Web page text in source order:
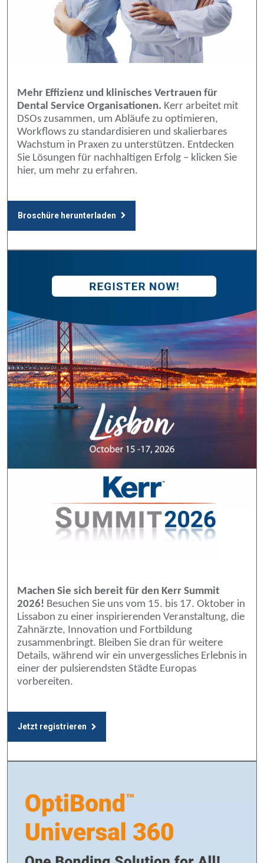
Mehr Effizienz und klinisches Vertrauen für
Dental Service Organisationen. Kerr arbeitet mit
DSOs zusammen, um Abläufe zu optimieren,
Workflows zu standardisieren und skalierbares
Wachstum in Praxen zu unterstützen. Entdecken
Sie Lösungen für nachhaltigen Erfolg – klicken Sie
hier, um mehr zu erfahren.
Broschüre herunterladen
Machen Sie sich bereit für den Kerr Summit
2026! Besuchen Sie uns vom 15. bis 17. Oktober in
Lissabon zu einer inspirierenden Veranstaltung, die
Zahnärzte, Innovation und Fortbildung
zusammenbringt. Bleiben Sie dran für weitere
Details, während wir ein unvergessliches Erlebnis in
einer der pulsierendsten Städte Europas
vorbereiten.
Jetzt registrieren